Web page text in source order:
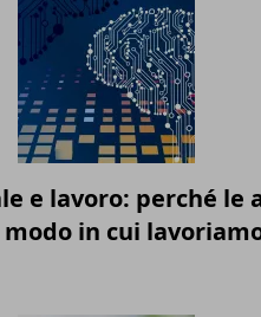
e lavoro: perché le
in cui